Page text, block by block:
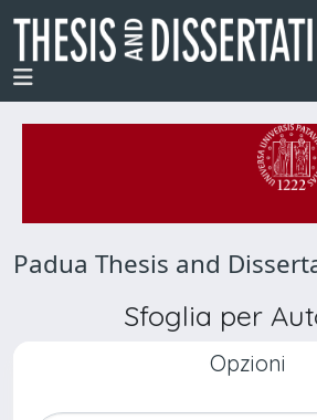
Padua Thesis and
Sfoglia per
Opzioni